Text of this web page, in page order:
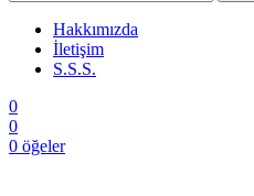
Hakkımızda
İletişim
S.S.S.
0
0
0 öğeler